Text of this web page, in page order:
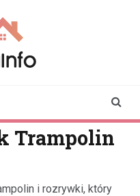
Trampolin
i rozrywki, który